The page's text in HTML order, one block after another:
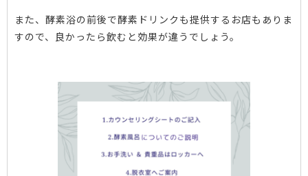
また、酵素浴の前後で酵素ドリンクも提供するお店もありま
すので、良かったら飲むと効果が違うでしょう。